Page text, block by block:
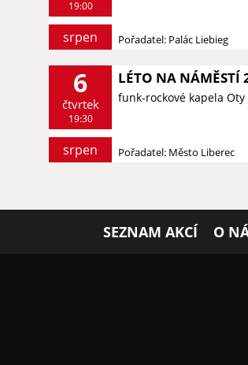
19:00
srpen Pořadatel: Palác Liebieg
6
čtvrtek
19:30
srpen
LÉTO NA NÁMĚSTÍ
funk-rockové kapela Oty
Pořadatel: Město Liberec
SEZNAM AKCÍ O